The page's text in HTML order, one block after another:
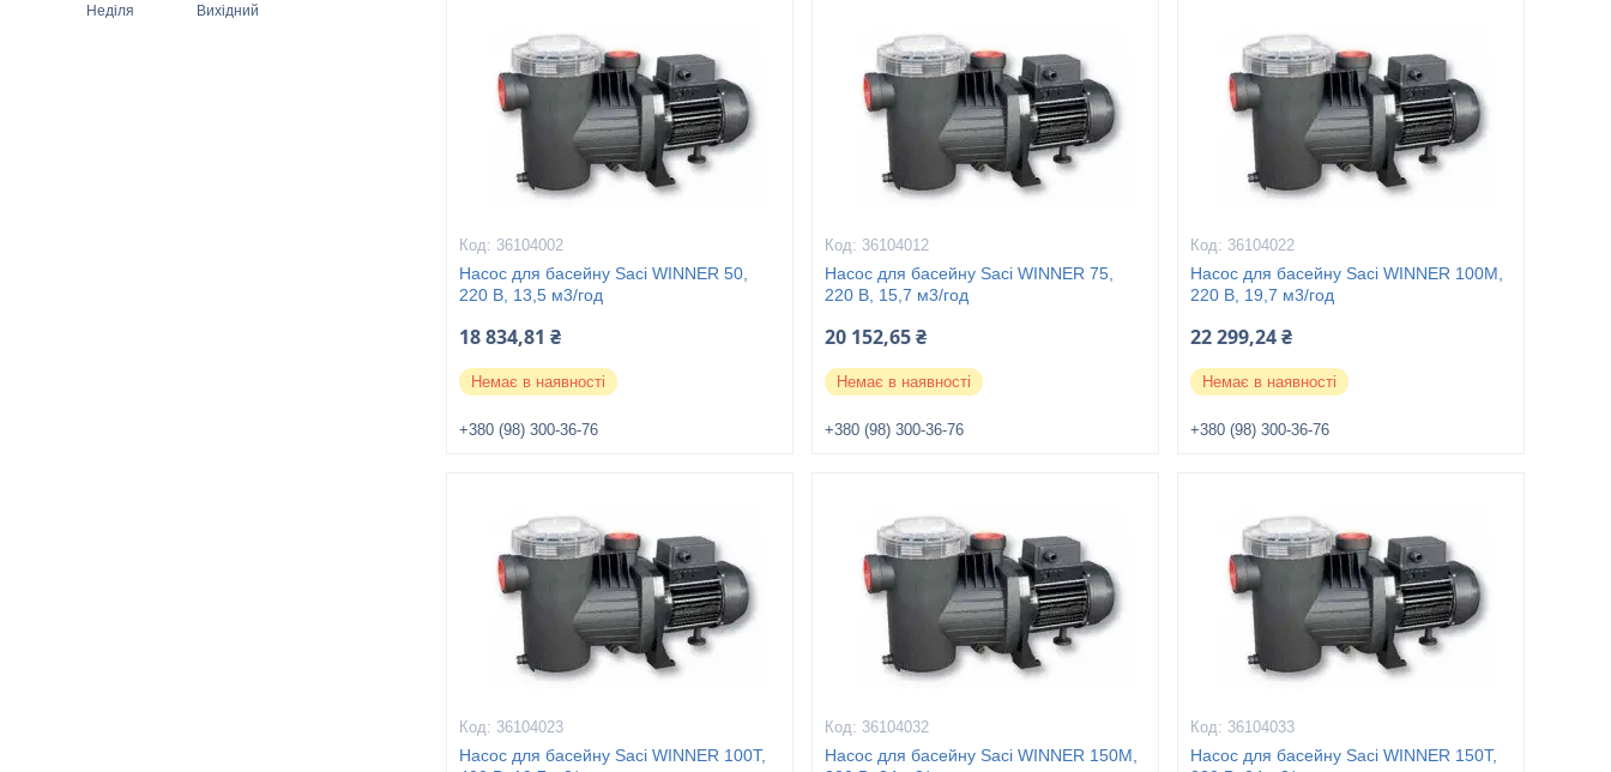
Неділя
Вихідний
36104002
Насос для басейну Saci WINNER 50,
220 В, 13,5 м3/год
18 834,81 ₴
Немає в наявності
+380 (98) 300-36-76
36104012
Насос для басейну Saci WINNER 75,
220 В, 15,7 м3/год
20 152,65 ₴
Немає в наявності
+380 (98) 300-36-76
36104022
Насос для басейну Saci WINNER 100M,
220 В, 19,7 м3/год
22 299,24 ₴
Немає в наявності
+380 (98) 300-36-76
36104023
Насос для басейну Saci WINNER 100Т,
36104032
Насос для басейну Saci WINNER 150М,
36104033
Насос для басейну Saci WINNER 150Т,